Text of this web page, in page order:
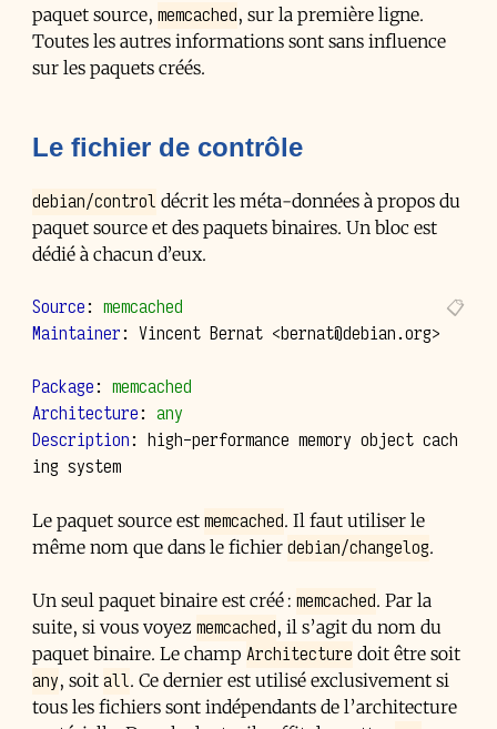
paquet source, memcached, sur la première ligne.
Toutes les autres informations sont sans influence
sur les paquets créés.
Le fichier de contrôle
debian/control décrit les méta-données à propos du
paquet source et des paquets binaires. Un bloc est
dédié à chacun d’eux.
Source: memcached
Maintainer: Vincent Bernat <bernat@debian.org>
Package: memcached
Architecture: any
Description: high-performance memory object cach
ing system
Le paquet source est memcached. Il faut utiliser le
même nom que dans le fichier debian/changelog.
Un seul paquet binaire est créé : memcached. Par la
suite, si vous voyez memcached, il s’agit du nom du
paquet binaire. Le champ Architecture doit être soit
any, soit all. Ce dernier est utilisé exclusivement si
tous les fichiers sont indépendants de l’architecture